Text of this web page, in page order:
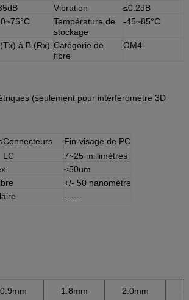
Vibration
≤0.2dB
Température de
stockage
-45~85°C
à B (Rx) Catégorie de
fibre
OM4
(seulement pour interféromètre 3D
Connecteurs
Fin-visage de PC
LC
7~25 millimètres
≤50um
+/- 50 nanomètre
------
0.9mm 1.8mm 2.0mm